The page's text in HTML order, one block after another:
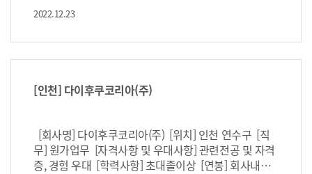
11.kr/18b8c
2022.12.23
[인천] 다이후쿠코리아(주)
무] 원가업무 [자격사항 및 우대사항] 관련전공 및 자격
증, 경험 우대 [학력사항] 초대졸이상 [연봉] 회사내규